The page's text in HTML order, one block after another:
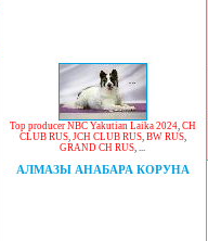
Top producer NBC Yakutian Laika 2024, CH
CLUB RUS, JCH CLUB RUS, BW RUS,
GRAND CH RUS, ...
АЛМАЗЫ АНАБАРА КОРУНА